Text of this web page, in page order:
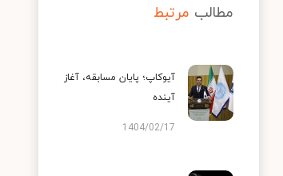
مطالب مرتبط
آیوکاپ؛ پایان مسابقه، آغاز
آینده
1404/02/17